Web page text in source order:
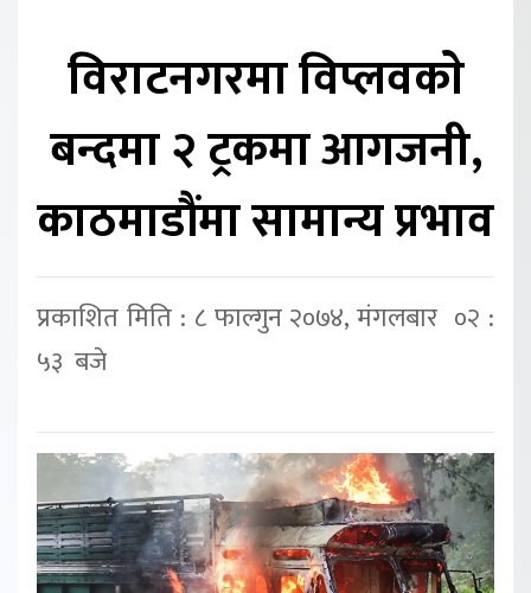
विराटनगरमा विप्लवकाे
बन्दमा २ ट्रकमा आगजनी,
काठमाडौंमा सामान्य प्रभाव
प्रकाशित मिति : ८ फाल्गुन २०७४, मंगलबार ०२ :
५३ बजे